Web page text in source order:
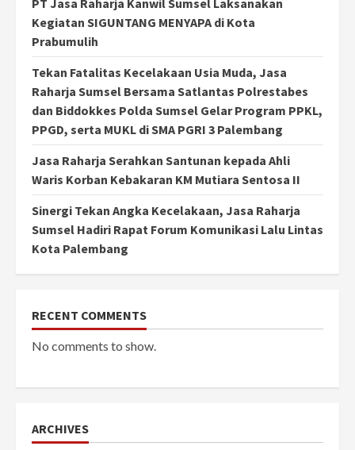
Kegiatan SIGUNTANG MENYAPA di Kota
Prabumulih
Tekan Fatalitas Kecelakaan Usia Muda, Jasa
Raharja Sumsel Bersama Satlantas Polrestabes
dan Biddokkes Polda Sumsel Gelar Program PPKL,
PPGD, serta MUKL di SMA PGRI 3 Palembang
Jasa Raharja Serahkan Santunan kepada Ahli
Waris Korban Kebakaran KM Mutiara Sentosa II
Sinergi Tekan Angka Kecelakaan, Jasa Raharja
Sumsel Hadiri Rapat Forum Komunikasi Lalu Lintas
Kota Palembang
RECENT COMMENTS
No comments to show.
ARCHIVES